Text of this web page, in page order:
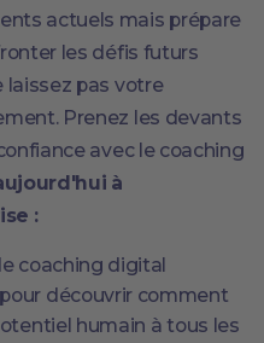
actuels mais prépare
les défis futurs
laissez pas votre
Prenez les devants
avec le coaching
à
:
coaching digital
découvrir comment
humain à tous les